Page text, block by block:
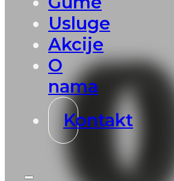
Usluge
Akcije
O
nama
Kontakt